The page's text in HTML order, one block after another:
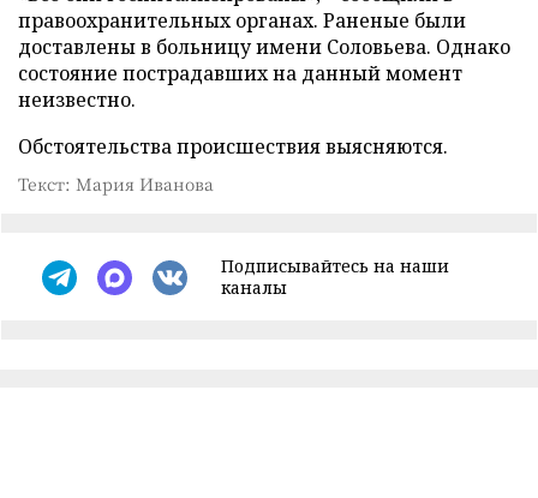
правоохранительных органах. Раненые были
доставлены в больницу имени Соловьева. Однако
состояние пострадавших на данный момент
неизвестно.
Обстоятельства происшествия выясняются.
Текст: Мария Иванова
Подписывайтесь на наши
каналы